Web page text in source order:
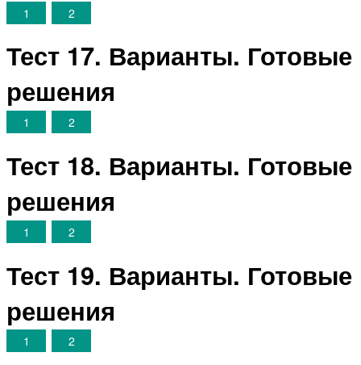
1 2
Тест 17. Варианты. Готовые
решения
1 2
Тест 18. Варианты. Готовые
решения
1 2
Тест 19. Варианты. Готовые
решения
1 2